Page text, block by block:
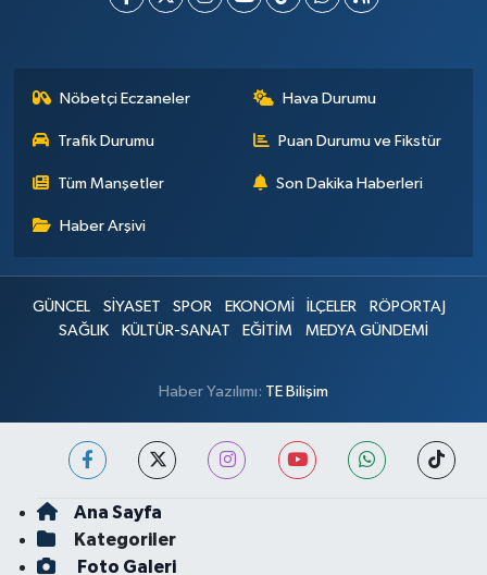
Nöbetçi Eczaneler Hava Durumu
Trafik Durumu Puan Durumu ve Fikstür
Tüm Manşetler Son Dakika Haberleri
Haber Arşivi
GÜNCEL SİYASET SPOR EKONOMİ İLÇELER
RÖPORTAJ
SAĞLIK
KÜLTÜR-SANAT EĞİTİM MEDYA GÜNDEMİ
Haber Yazılımı: TE Bilişim
Ana Sayfa
Kategoriler
Foto Galeri